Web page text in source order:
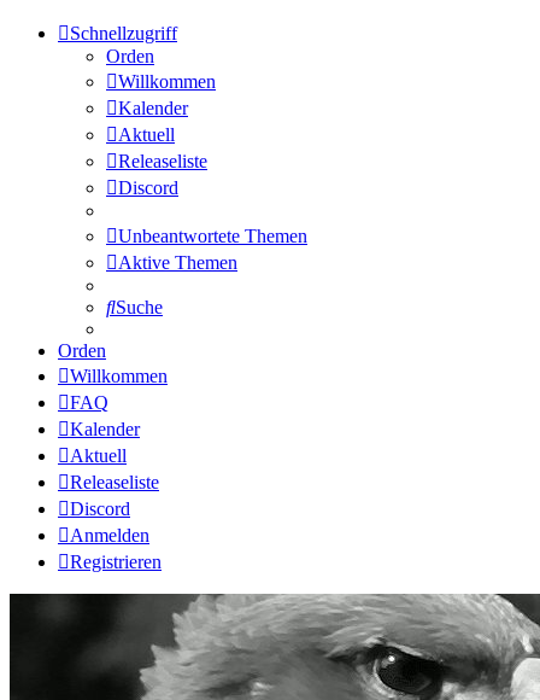
Schnellzugriff
Orden
Willkommen
Kalender
Aktuell
Releaseliste
Discord
Unbeantwortete Themen
Aktive Themen
Suche
Orden
Willkommen
FAQ
Kalender
Aktuell
Releaseliste
Discord
Anmelden
Registrieren